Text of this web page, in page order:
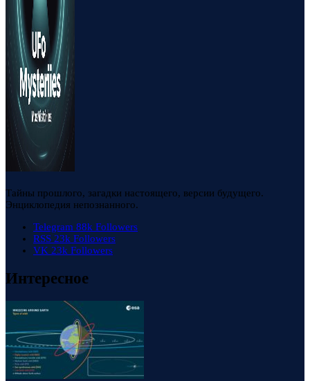
Тайны прошлого, загадки настоящего, версии будущего.
Энциклопедия непознанного.
Telegram 88k Followers
RSS 23k Followers
VK 23k Followers
Интересное